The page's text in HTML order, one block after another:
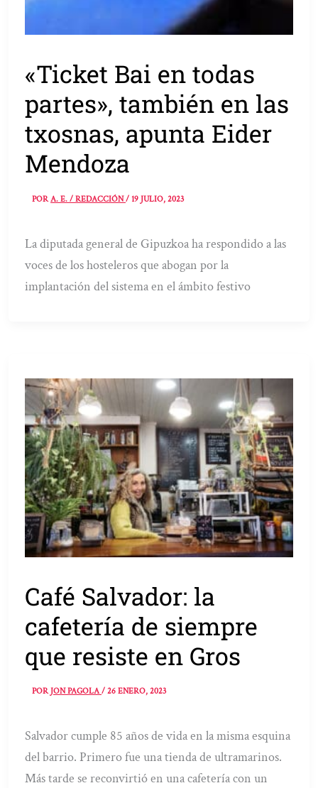
«Ticket Bai en todas
partes», también en las
txosnas, apunta Eider
Mendoza
PORA. E. / REDACCIÓN/19 JULIO, 2023
La diputada general de Gipuzkoa ha respondido a las
voces de los hosteleros que abogan por la
implantación del sistema en el ámbito festivo
Café Salvador: la
cafetería de siempre
que resiste en Gros
PORJON PAGOLA/26 ENERO, 2023
Salvador cumple 85 años de vida en la misma esquina
del barrio. Primero fue una tienda de ultramarinos.
Más tarde se reconvirtió en una cafetería con un